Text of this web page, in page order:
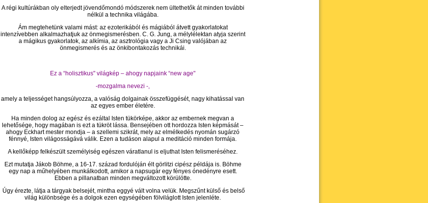
A régi kultúrákban oly elterjedt jövendőmondó módszerek nem ültethetők át minden további
nélkül a technika világába.
Ám megtehetünk valami mást: az ezoterikából és mágiából átvett gyakorlatokat
intenzívebben alkalmazhatjuk az önmegismerésben. C. G. Jung, a mélylélektan atyja szerint
a mágikus gyakorlatok, az alkímia, az asztrológia vagy a Ji Csing valójában az
önmegismerés és az önkibontakozás technikái.
Ez a “holisztikus" világkép – ahogy napjaink “new age"
-mozgalma nevezi -,
amely a teljességet hangsúlyozza, a valóság dolgainak összefüggését, nagy kihatással van
az egyes ember életére.
Ha minden dolog az egész és ezáltal Isten tükörképe, akkor az embernek megvan a
lehetősége, hogy magában is ezt a tükröt lássa. Bensejében ott hordozza Isten képmását –
ahogy Eckhart mester mondja – a szellemi szikrát, mely az elmélkedés nyomán sugárzó
fénnyé, Isten világosságává válik. Ezen a tudáson alapul a meditáció minden formája.
A kellőképp felkészült személyiség egészen váratlanul is eljuthat Isten felismeréséhez.
Ezt mutatja Jákob Böhme, a 16-17. század fordulóján élt görlitzi cipész példája is. Böhme
egy nap a műhelyében munkálkodott, amikor a napsugár egy fényes ónedényre esett.
Ebben a pillanatban minden megváltozott körülötte.
Úgy érezte, látja a tárgyak belsejét, mintha eggyé vált volna velük. Megszűnt külső és belső
világ különbsége és a dolgok ezen egységében fölviláglott Isten jelenléte.